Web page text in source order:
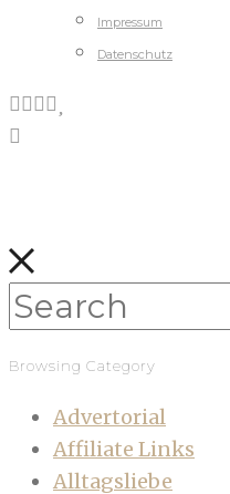
Impressum
Datenschutz
Browsing Category
Advertorial
Affiliate Links
Alltagsliebe